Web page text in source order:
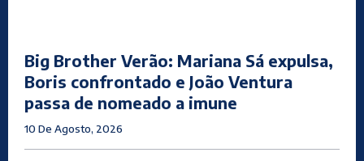
Big Brother Verão: Mariana Sá expulsa,
Boris confrontado e João Ventura
passa de nomeado a imune
10 De Agosto, 2026